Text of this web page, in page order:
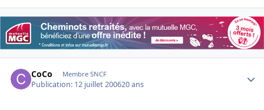
CoCo Membre SNCF
Publication: 12 juillet 200620 ans